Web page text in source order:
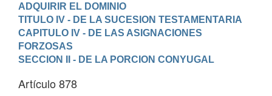
ADQUIRIR EL DOMINIO
TITULO IV - DE LA SUCESION TESTAMENTARIA
CAPITULO IV - DE LAS ASIGNACIONES
FORZOSAS
SECCION II - DE LA PORCION CONYUGAL
Artículo 878